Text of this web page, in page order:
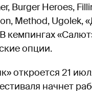
Burger Heroes,
Method, Ugolek,
кемпингах
опции.
откроется 21
начнет